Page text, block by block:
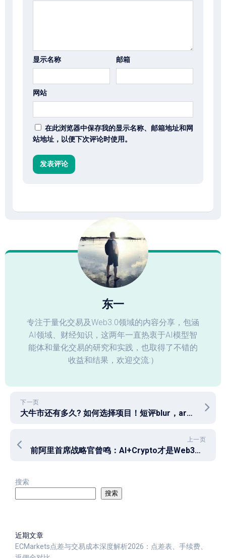
显示名称 邮箱
网站
在此浏览器中保存我的显示名称、邮箱地址和网
站地址，以便下次评论时使用。
东一
专注于量化交易及Web3.0领域的内容分享，包涵
AI领域、财经知识，这两年一直热衷于AI模型智
能体和量化交易的研究和实践，也取得了不错的
收益和结果，欢迎交流:）
下一页
大牛市还有多久? 如何选择项目！短评blur，arb，sui！
上一页
前阿里首席战略官曾鸣：AI+Crypto才是Web3，先有价值创造再有价值分配
搜索
搜索
近期文章
ECMarkets点差与交易成本深度解析2026：点差表、手续费、